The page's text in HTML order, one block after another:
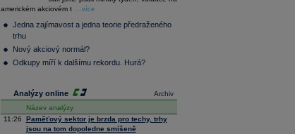
Composite
36 128,57 -0,05
Tecdax
Performance
index
4 000,99
americkém akciovém t
...více
Jedna zajímavost a jedna teorie předraženého
trhu
Nový akciový normál?
Odkupy míří k dalšímu rekordu. Hurá?
Archiv
Analýzy online
Název analýzy
11:26
Paměťový sektor je brzda pro techy, trhy
jsou na tom dopoledne smíšeně